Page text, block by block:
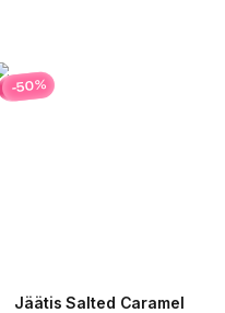
-50%
Jäätis Salted Caramel